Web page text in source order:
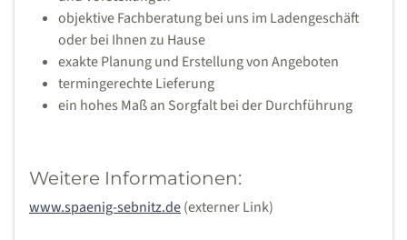
objektive Fachberatung bei uns im Ladengeschäft
oder bei Ihnen zu Hause
exakte Planung und Erstellung von Angeboten
termingerechte Lieferung
ein hohes Maß an Sorgfalt bei der Durchführung
Weitere Informationen:
www.spaenig-sebnitz.de(externer Link)